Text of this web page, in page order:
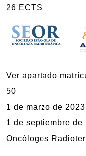
26 ECTS
Ver apartado
50
1 de marzo de 2023
1 de septiembre de
Oncólogos